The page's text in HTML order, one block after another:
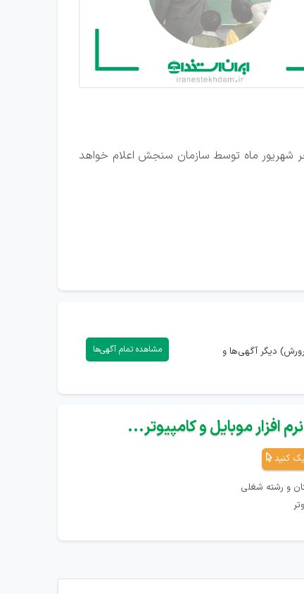
شهریور ماه توسط سازمان سنجش اعلام خواهد
دیگر آگهی‌ها و
مشاهده تمام آگهی‌ها
افزار موبایل و کامپیوتر...
کنید
و رشته شغلی